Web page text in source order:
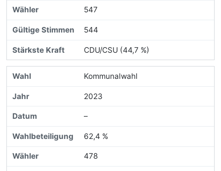
547
544
CDU/CSU (44,7 %)
Kommunalwahl
2023
–
62,4 %
478